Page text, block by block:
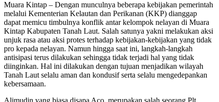
Muara Kintap – Dengan munculnya beberapa kebijakan pemerintah
melalui Kementerian Kelautan dan Perikanan (KKP) dianggap
dapat memicu timbulnya konflik antar kelompok nelayan di Muara
Kintap Kabupaten Tanah Laut. Salah satunya yakni melakukan aksi
unjuk rasa atau aksi protes terhadap kebijakan-kebijakan yang tidak
pro kepada nelayan. Namun hingga saat ini, langkah-langkah
antisipasi terus dilakukan sehingga tidak terjadi hal yang tidak
diinginkan. Hal ini dilakukan dengan tujuan menjadikan wilayah
Tanah Laut selalu aman dan kondusif serta selalu mengedepankan
kebersamaan.